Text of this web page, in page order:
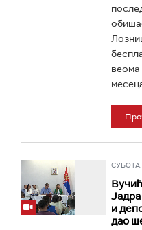
веома
СУБОТА,
и
дао